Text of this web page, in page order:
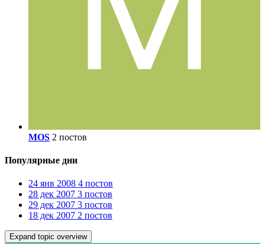
MOS 2 постов
Популярные дни
24 янв 2008 4 постов
28 дек 2007 3 постов
29 дек 2007 3 постов
18 дек 2007 2 постов
Expand topic overview